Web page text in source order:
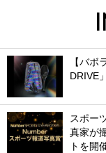
【バボ
DRIVE
スポー
真家が
トを開